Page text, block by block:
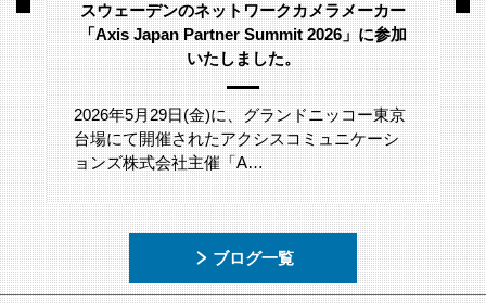
スウェーデンのネットワークカメラメーカー
「Axis Japan Partner Summit 2026」に参加
いたしました。
2026年5月29日(金)に、グランドニッコー東京
台場にて開催されたアクシスコミュニケーシ
ョンズ株式会社主催「A…
ブログ一覧